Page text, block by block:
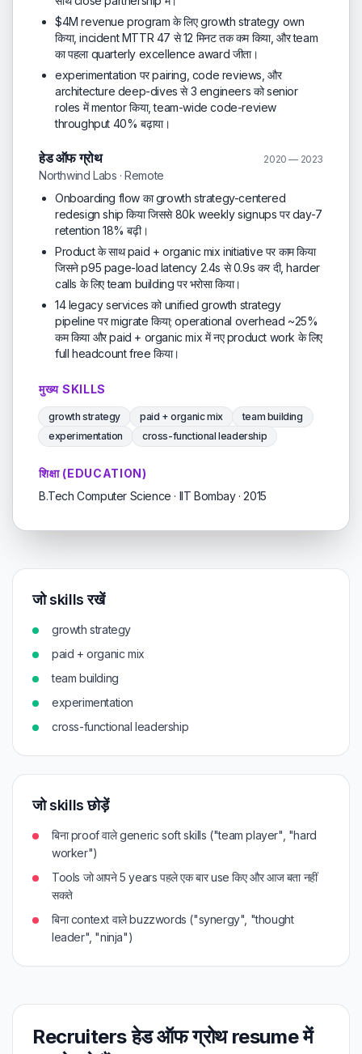
$4M revenue program के लिए growth strategy own
किया, incident MTTR 47 से 12 मिनट तक कम किया, और team
का पहला quarterly excellence award जीता।
experimentation पर pairing, code reviews, और
architecture deep-dives से 3 engineers को senior
roles में mentor किया, team-wide code-review
throughput 40% बढ़ाया।
हेड ऑफ ग्रोथ 2020 — 2023
Northwind Labs · Remote
Onboarding flow का growth strategy-centered
redesign ship किया जिससे 80k weekly signups पर day-7
retention 18% बढ़ी।
Product के साथ paid + organic mix initiative पर काम किया
जिसने p95 page-load latency 2.4s से 0.9s कर दी, harder
calls के लिए team building पर भरोसा किया।
14 legacy services को unified growth strategy
pipeline पर migrate किया; operational overhead ~25%
कम किया और paid + organic mix में नए product work के लिए
full headcount free किया।
मुख्य SKILLS
growth strategy paid + organic mix
team building
experimentation
cross-functional leadership
शिक्षा (EDUCATION)
B.Tech Computer Science · IIT Bombay · 2015
जो skills रखें
growth strategy
paid + organic mix
team building
experimentation
cross-functional leadership
जो skills छोड़ें
बिना proof वाले generic soft skills ("team player", "hard
worker")
Tools जो आपने 5 years पहले एक बार use किए और आज बता नहीं
सकते
बिना context वाले buzzwords ("synergy", "thought
leader", "ninja")
Recruiters हेड ऑफ ग्रोथ resume में